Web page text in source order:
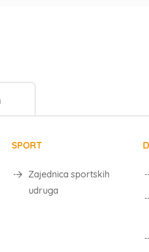
SPORT
Zajednica sportskih
udruga